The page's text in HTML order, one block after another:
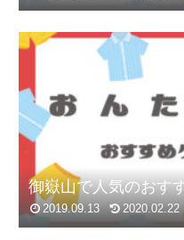
御嶽山で人気のおす
2019.09.13 2020.02.22